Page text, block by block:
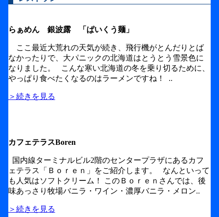
らぁめん 銀波露 「ぱいくう麺」
ここ最近大荒れの天気が続き、飛行機がとんだりとば
なかったりで、大パニックの北海道はとうとう雪景色に
なりました。 こんな寒い北海道の冬を乗り切るために、
やっぱり食べたくなるのはラーメンですね！ ..
＞続きを見る
カフェテラスBoren
国内線ターミナルビル2階のセンタープラザにあるカフ
ェテラス「Ｂｏｒｅｎ」をご紹介します。 なんといって
も人気はソフトクリーム！ このＢｏｒｅｎさんでは、後
味あっさり牧場バニラ・ワイン・濃厚バニラ・メロン..
＞続きを見る